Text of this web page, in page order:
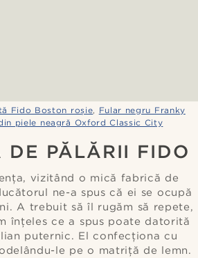
Fido Boston roșie, Fular negru Franky
piele neagră Oxford Classic City
DE PĂLĂRII FIDO
vizitând o mică fabrică de
ne-a spus că ei se ocupă
A trebuit să îl rugăm să repete,
înțeles ce a spus poate datorită
puternic. El confecționa cu
le pe o matriță de lemn.